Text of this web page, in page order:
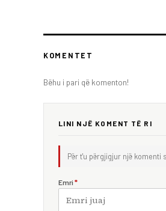
KOMENTET
Bëhu i pari që komenton!
LINI NJË KOMENT TË RI
Për t'u përgjigjur një komenti
Emri *